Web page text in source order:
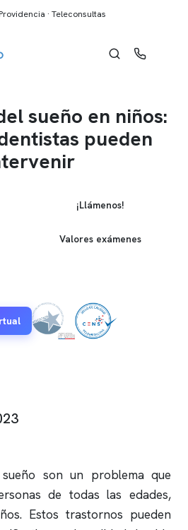
· Teleconsultas
sueño en niños:
pueden
¡Llámenos!
Valores exámenes
son un problema que
de todas las edades,
Estos trastornos pueden